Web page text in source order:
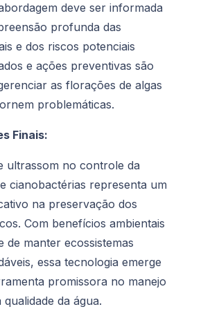
deve ser informada
profunda das
e dos riscos potenciais
e ações preventivas são
as florações de algas
problemáticas.
Finais:
ultrassom no controle da
cianobactérias representa um
na preservação dos
Com benefícios ambientais
de manter ecossistemas
essa tecnologia emerge
promissora no manejo
da água.